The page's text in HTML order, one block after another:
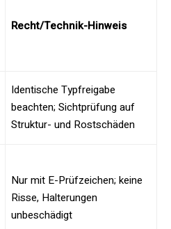
Recht/Technik-Hinweis
Identische Typfreigabe
beachten; Sichtprüfung auf
Struktur- und Rostschäden
Nur mit E-Prüfzeichen; keine
Risse, Halterungen
unbeschädigt